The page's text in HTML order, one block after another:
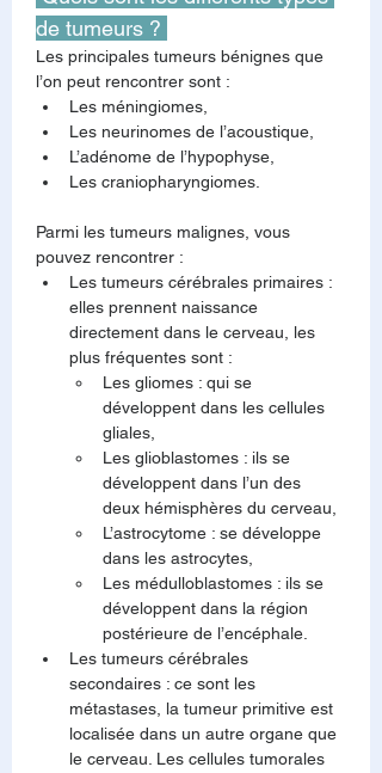
de tumeurs ?
Les principales tumeurs bénignes que
l’on peut rencontrer sont :
Les méningiomes,
Les neurinomes de l’acoustique,
L’adénome de l’hypophyse,
Les craniopharyngiomes.
Parmi les tumeurs malignes, vous
pouvez rencontrer :
Les tumeurs cérébrales primaires :
elles prennent naissance
directement dans le cerveau, les
plus fréquentes sont :
Les gliomes : qui se
développent dans les cellules
gliales,
Les glioblastomes : ils se
développent dans l’un des
deux hémisphères du cerveau,
L’astrocytome : se développe
dans les astrocytes,
Les médulloblastomes : ils se
développent dans la région
postérieure de l’encéphale.
Les tumeurs cérébrales
secondaires : ce sont les
métastases, la tumeur primitive est
localisée dans un autre organe que
le cerveau. Les cellules tumorales